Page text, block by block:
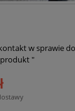
w sprawie
"